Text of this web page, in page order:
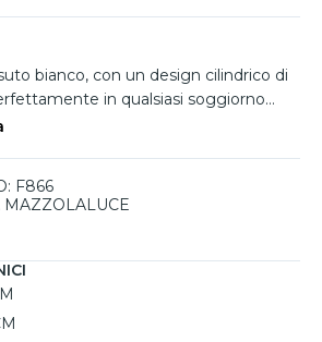
bianco, con un design cilindrico di
in qualsiasi soggiorno
un tocco di eleganza e luminosità.
di un bianco puro che riflette la luce
un'atmosfera accogliente. La
classico, moderno e
protezione IP20, è adatta per
il montaggio semplice e la
rapido del paralume tramite
F866